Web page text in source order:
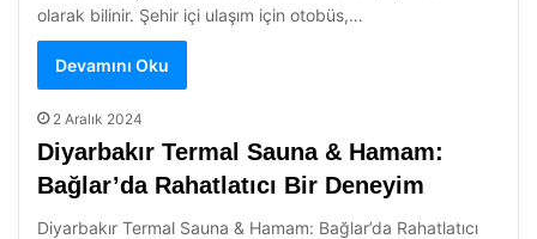
olarak bilinir. Şehir içi ulaşım için otobüs,…
Devamını Oku
2 Aralık 2024
Diyarbakır Termal Sauna & Hamam:
Bağlar’da Rahatlatıcı Bir Deneyim
Diyarbakır Termal Sauna & Hamam: Bağlar’da Rahatlatıcı